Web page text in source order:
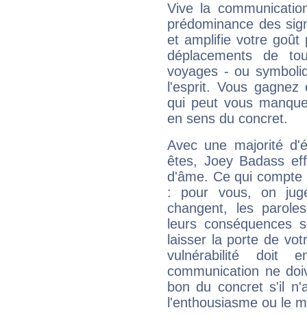
Vive la
prédominance des
et amplifie votre goût
déplacements de
voyages - ou
l'esprit. Vous
qui peut vous
en sens du concret.
Avec une majorité
êtes, Joey Badass
d'âme. Ce qui
: pour vous, on
changent, les
leurs conséquences
laisser la porte de
vulnérabilité doit
communication ne
bon du concret s'il
l'enthousiasme ou le